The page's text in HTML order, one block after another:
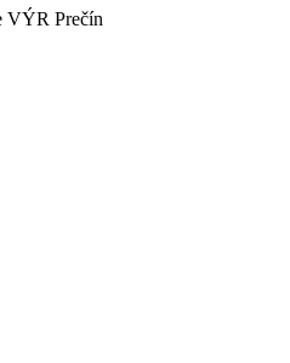
VÝR Prečín